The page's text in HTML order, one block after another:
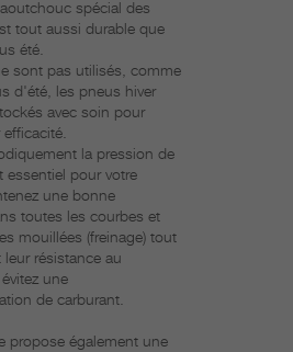
spécial des
tout aussi durable que
été.
sont pas utilisés, comme
d'été, les pneus hiver
avec soin pour
efficacité.
la pression de
essentiel pour votre
une bonne
toutes les courbes et
mouillées (freinage) tout
résistance au
une
de carburant.
propose également une